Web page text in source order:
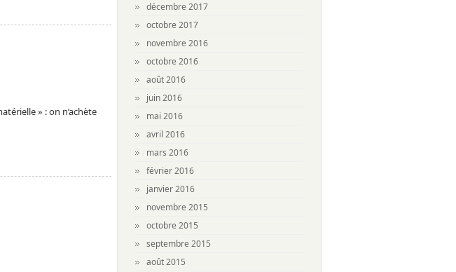
» : on n’achète
décembre 2017
octobre 2017
novembre 2016
octobre 2016
août 2016
juin 2016
mai 2016
avril 2016
mars 2016
février 2016
janvier 2016
novembre 2015
octobre 2015
septembre 2015
août 2015